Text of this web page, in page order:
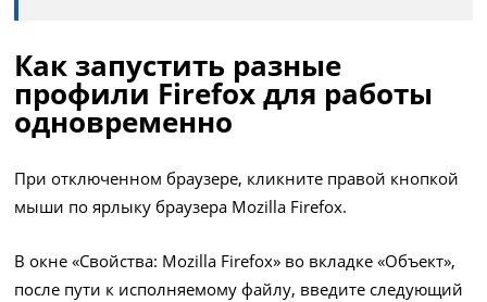
Как запустить разные
профили Firefox для работы
одновременно
При отключенном браузере, кликните правой кнопкой
мыши по ярлыку браузера Mozilla Firefox.
В окне «Свойства: Mozilla Firefox» во вкладке «Объект»,
после пути к исполняемому файлу, введите следующий